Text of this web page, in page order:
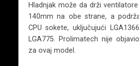
Hladnjak može da drži
140mm na obe strane, a
CPU sokete, uključujući
LGA775. Prolimatech nije
za ovaj model.